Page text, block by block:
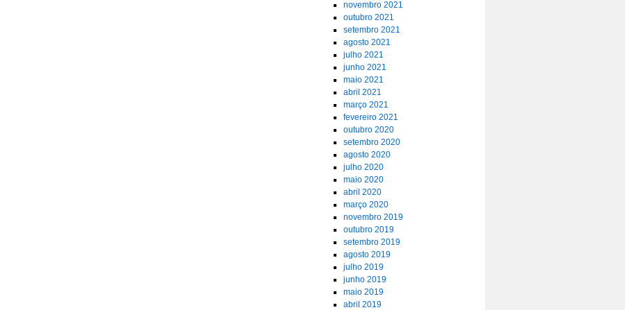
novembro 2021
outubro 2021
setembro 2021
agosto 2021
julho 2021
junho 2021
maio 2021
abril 2021
março 2021
fevereiro 2021
outubro 2020
setembro 2020
agosto 2020
julho 2020
maio 2020
abril 2020
março 2020
novembro 2019
outubro 2019
setembro 2019
agosto 2019
julho 2019
junho 2019
maio 2019
abril 2019